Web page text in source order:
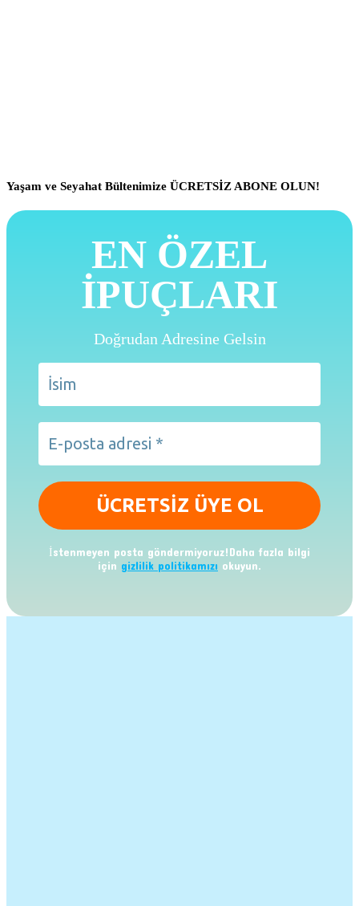
Yaşam ve Seyahat Bültenimize ÜCRETSİZ ABONE OLUN!
EN ÖZEL
İPUÇLARI
Doğrudan Adresine Gelsin
İstenmeyen posta göndermiyoruz!Daha fazla bilgi
için gizlilik politikamızı okuyun.